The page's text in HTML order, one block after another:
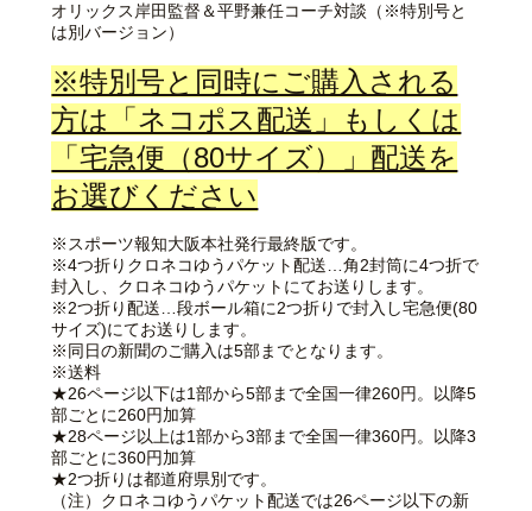
オリックス岸田監督＆平野兼任コーチ対談（※特別号と
は別バージョン）
※特別号と同時にご購入される
方は「ネコポス配送」もしくは
「宅急便（80サイズ）」配送を
お選びください
※スポーツ報知大阪本社発行最終版です。
※4つ折りクロネコゆうパケット配送…角2封筒に4つ折で
封入し、クロネコゆうパケットにてお送りします。
※2つ折り配送…段ボール箱に2つ折りで封入し宅急便(80
サイズ)にてお送りします。
※同日の新聞のご購入は5部までとなります。
※送料
★26ページ以下は1部から5部まで全国一律260円。以降5
部ごとに260円加算
★28ページ以上は1部から3部まで全国一律360円。以降3
部ごとに360円加算
★2つ折りは都道府県別です。
（注）クロネコゆうパケット配送では26ページ以下の新